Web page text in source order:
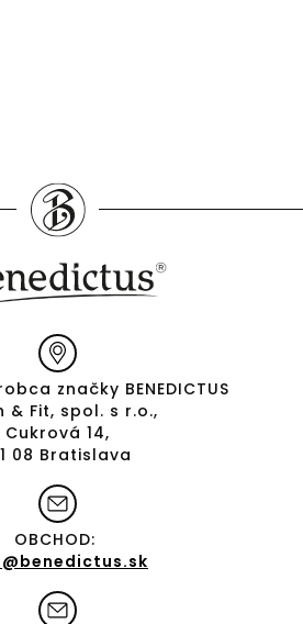
značky BENEDICTUS
& Fit, spol. s r.o.,
Cukrová 14,
08 Bratislava
OBCHOD: